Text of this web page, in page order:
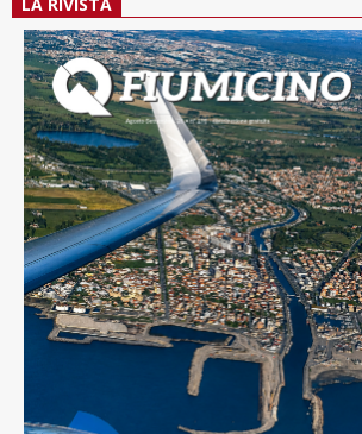
LA RIVISTA